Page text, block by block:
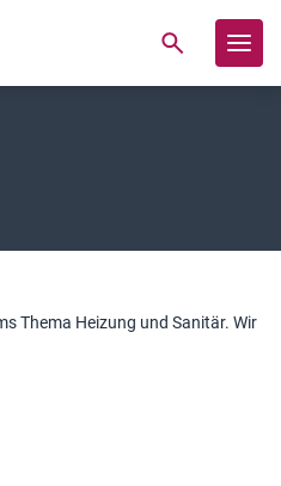
Thema Heizung und Sanitär. Wir